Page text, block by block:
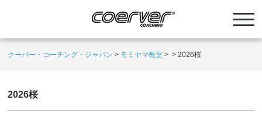
クーバー・コーチング・ジャパン > モミヤマ教室 > >2026桜
2026桜